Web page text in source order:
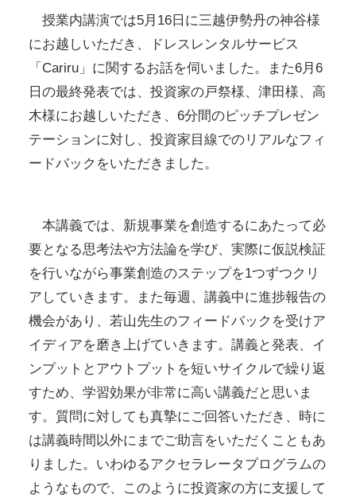
授業内講演では5月16日に三越伊勢丹の神谷様
にお越しいただき、ドレスレンタルサービス
「Cariru」に関するお話を伺いました。また6月6
日の最終発表では、投資家の戸祭様、津田様、高
木様にお越しいただき、6分間のピッチプレゼン
テーションに対し、投資家目線でのリアルなフィ
ードバックをいただきました。
本講義では、新規事業を創造するにあたって必
要となる思考法や方法論を学び、実際に仮説検証
を行いながら事業創造のステップを1つずつクリ
アしていきます。また毎週、講義中に進捗報告の
機会があり、若山先生のフィードバックを受けア
イディアを磨き上げていきます。講義と発表、イ
ンプットとアウトプットを短いサイクルで繰り返
すため、学習効果が非常に高い講義だと思いま
す。質問に対しても真摯にご回答いただき、時に
は講義時間以外にまでご助言をいただくこともあ
りました。いわゆるアクセラレータプログラムの
ようなもので、このように投資家の方に支援して